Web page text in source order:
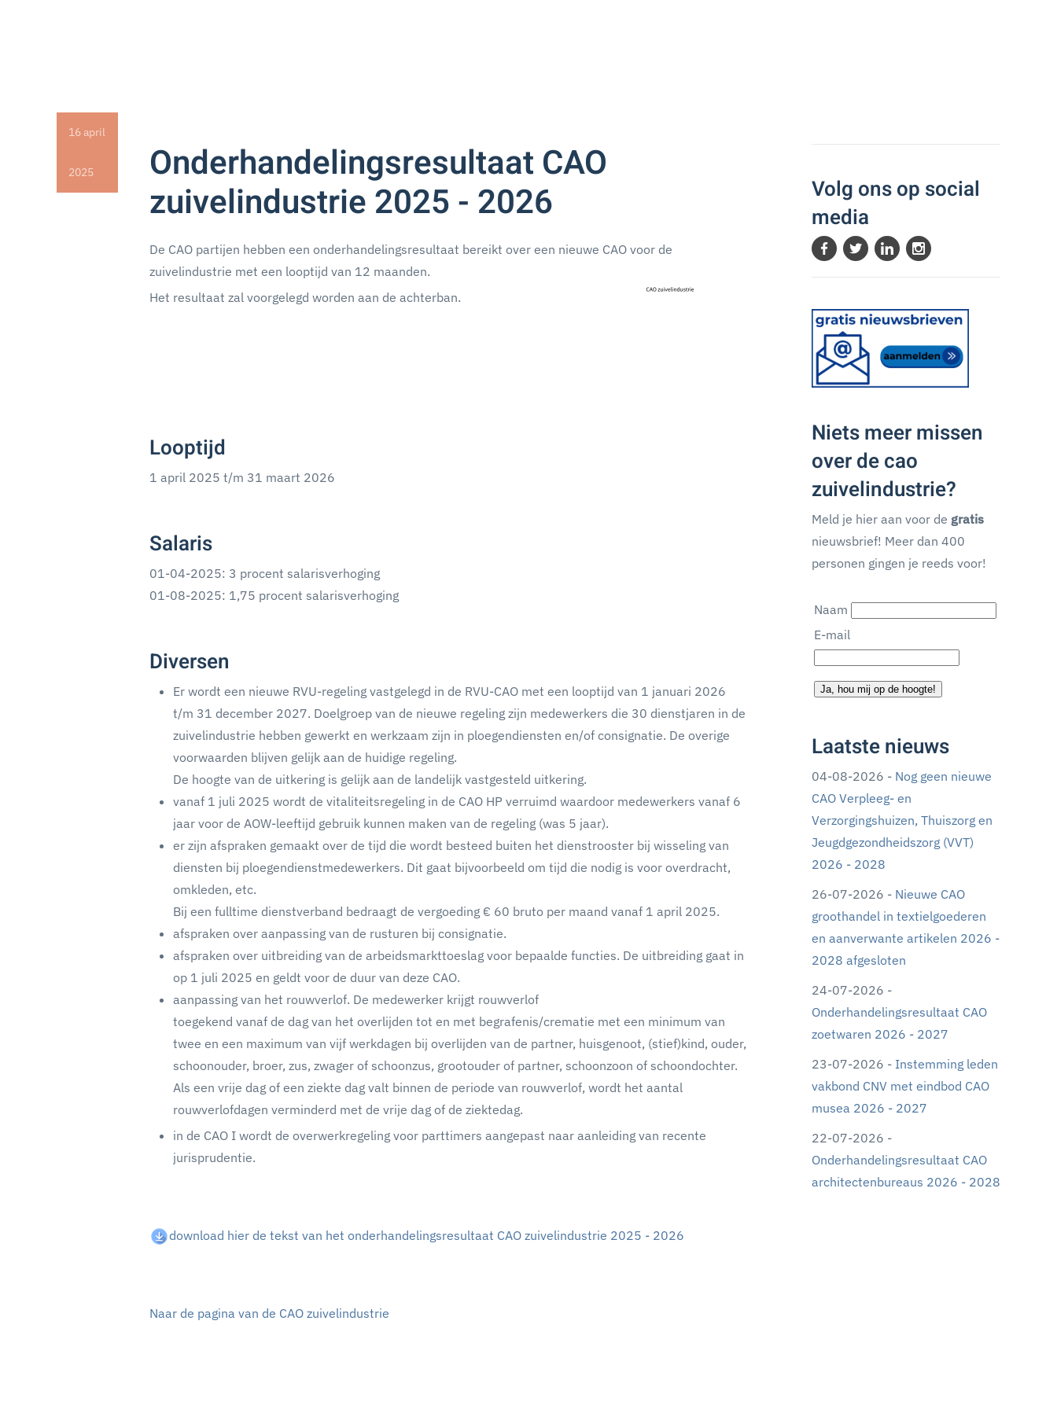
16 april
2025
Onderhandelingsresultaat CAO
zuivelindustrie 2025 - 2026
De CAO partijen hebben een onderhandelingsresultaat bereikt over een nieuwe CAO voor de
zuivelindustrie met een looptijd van 12 maanden.
Het resultaat zal voorgelegd worden aan de achterban.
Looptijd
1 april 2025 t/m 31 maart 2026
Salaris
01-04-2025: 3 procent salarisverhoging
01-08-2025: 1,75 procent salarisverhoging
Diversen
Er wordt een nieuwe RVU-regeling vastgelegd in de RVU-CAO met een looptijd van 1 januari 2026
t/m 31 december 2027. Doelgroep van de nieuwe regeling zijn medewerkers die 30 dienstjaren in de
zuivelindustrie hebben gewerkt en werkzaam zijn in ploegendiensten en/of consignatie. De overige
voorwaarden blijven gelijk aan de huidige regeling.
De hoogte van de uitkering is gelijk aan de landelijk vastgesteld uitkering.
vanaf 1 juli 2025 wordt de vitaliteitsregeling in de CAO HP verruimd waardoor medewerkers vanaf 6
jaar voor de AOW-leeftijd gebruik kunnen maken van de regeling (was 5 jaar).
er zijn afspraken gemaakt over de tijd die wordt besteed buiten het dienstrooster bij wisseling van
diensten bij ploegendienstmedewerkers. Dit gaat bijvoorbeeld om tijd die nodig is voor overdracht,
omkleden, etc.
Bij een fulltime dienstverband bedraagt de vergoeding € 60 bruto per maand vanaf 1 april 2025.
afspraken over aanpassing van de rusturen bij consignatie.
afspraken over uitbreiding van de arbeidsmarkttoeslag voor bepaalde functies. De uitbreiding gaat in
op 1 juli 2025 en geldt voor de duur van deze CAO.
aanpassing van het rouwverlof. De medewerker krijgt rouwverlof
toegekend vanaf de dag van het overlijden tot en met begrafenis/crematie met een minimum van
twee en een maximum van vijf werkdagen bij overlijden van de partner, huisgenoot, (stief)kind, ouder,
schoonouder, broer, zus, zwager of schoonzus, grootouder of partner, schoonzoon of schoondochter.
Als een vrije dag of een ziekte dag valt binnen de periode van rouwverlof, wordt het aantal
rouwverlofdagen verminderd met de vrije dag of de ziektedag.
in de CAO I wordt de overwerkregeling voor parttimers aangepast naar aanleiding van recente
jurisprudentie.
download hier de tekst van het onderhandelingsresultaat CAO zuivelindustrie 2025 - 2026
Naar de pagina van de CAO zuivelindustrie
Volg ons op social
media
Niets meer missen
over de cao
zuivelindustrie?
Meld je hier aan voor de gratis
nieuwsbrief! Meer dan 400
personen gingen je reeds voor!
Naam
E-mail
Ja, hou mij op de hoogte!
Laatste nieuws
04-08-2026 - Nog geen nieuwe
CAO Verpleeg- en
Verzorgingshuizen, Thuiszorg en
Jeugdgezondheidszorg (VVT)
2026 - 2028
26-07-2026 - Nieuwe CAO
groothandel in textielgoederen
en aanverwante artikelen 2026 -
2028 afgesloten
24-07-2026 -
Onderhandelingsresultaat CAO
zoetwaren 2026 - 2027
23-07-2026 - Instemming leden
vakbond CNV met eindbod CAO
musea 2026 - 2027
22-07-2026 -
Onderhandelingsresultaat CAO
architectenbureaus 2026 - 2028